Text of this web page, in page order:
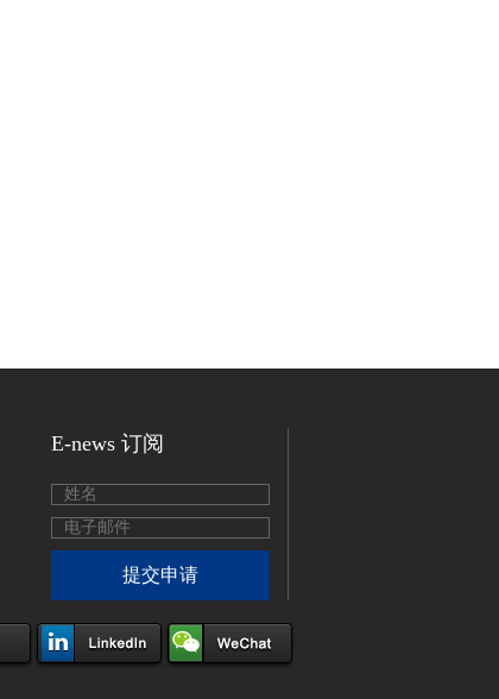
E-news 订阅